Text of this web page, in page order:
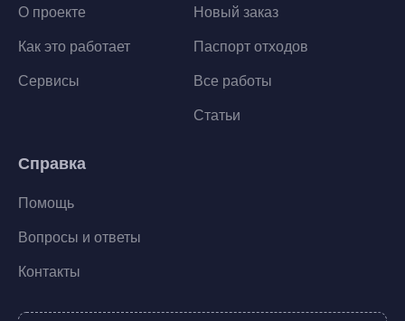
О проекте
Как это работает
Сервисы
Новый заказ
Паспорт отходов
Все работы
Статьи
Справка
Помощь
Вопросы и ответы
Контакты